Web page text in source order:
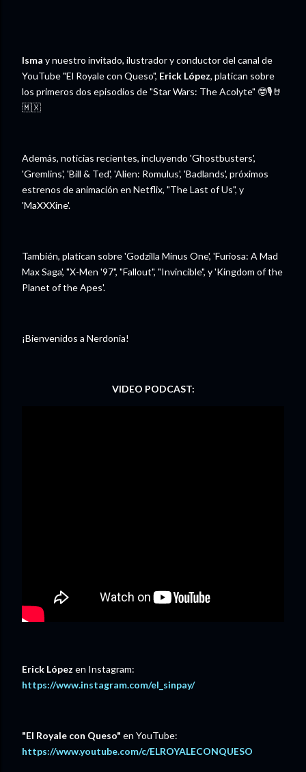
Isma y nuestro invitado, ilustrador y conductor del canal de
YouTube "El Royale con Queso", Erick López, platican sobre
los primeros dos episodios de "Star Wars: The Acolyte" 🤓🎙️🤘
🇲🇽
Además, noticias recientes, incluyendo 'Ghostbusters',
'Gremlins', 'Bill & Ted', 'Alien: Romulus', 'Badlands', próximos
estrenos de animación en Netflix, "The Last of Us", y
'MaXXXine'.
También, platican sobre 'Godzilla Minus One', 'Furiosa: A Mad
Max Saga', "X-Men '97", "Fallout", "Invincible", y 'Kingdom of the
Planet of the Apes'.
¡Bienvenidos a Nerdonia!
VIDEO PODCAST:
Erick López en Instagram:
https://www.instagram.com/el_sinpay/
"El Royale con Queso" en YouTube:
https://www.youtube.com/c/ELROYALECONQUESO⁠⁠